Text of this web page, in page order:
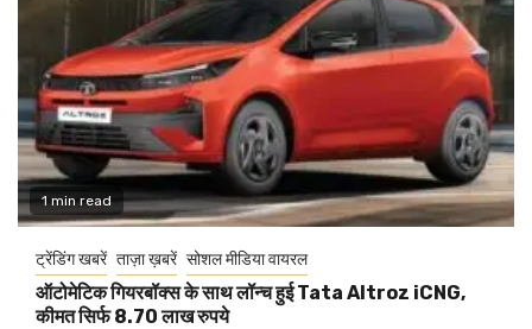
1 min read
ट्रेंडिंग खबरें ताज़ा ख़बरें सोशल मीडिया वायरल
ऑटोमेटिक गियरबॉक्स के साथ लॉन्च हुई Tata Altroz iCNG,
कीमत सिर्फ 8.70 लाख रुपये